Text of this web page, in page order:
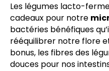
Les légumes lacto-
cadeaux pour notre
bactéries bénéfiques
rééquilibrer notre flore
bonus, les fibres des
douces pour nos